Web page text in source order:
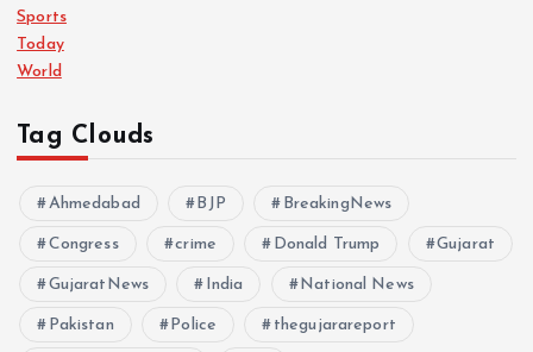
Sports
Today
World
Tag Clouds
Ahmedabad BJP BreakingNews
Congress crime Donald Trump Gujarat
GujaratNews India National News
Pakistan Police thegujarareport